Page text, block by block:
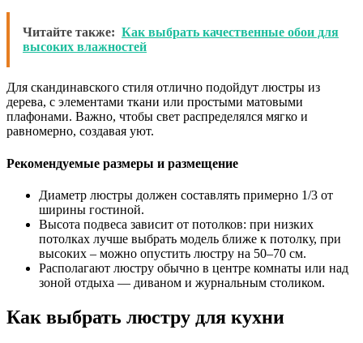
Читайте также: Как выбрать качественные обои для
высоких влажностей
Для скандинавского стиля отлично подойдут люстры из
дерева, с элементами ткани или простыми матовыми
плафонами. Важно, чтобы свет распределялся мягко и
равномерно, создавая уют.
Рекомендуемые размеры и размещение
Диаметр люстры должен составлять примерно 1/3 от
ширины гостиной.
Высота подвеса зависит от потолков: при низких
потолках лучше выбрать модель ближе к потолку, при
высоких – можно опустить люстру на 50–70 см.
Располагают люстру обычно в центре комнаты или над
зоной отдыха — диваном и журнальным столиком.
Как выбрать люстру для кухни